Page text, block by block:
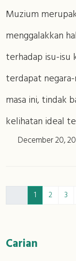
Muzium
menggalakkan
terhadap isu-isu
terdapat
masa ini, tindak
kelihatan ideal
December 20,
1 2 3
Carian